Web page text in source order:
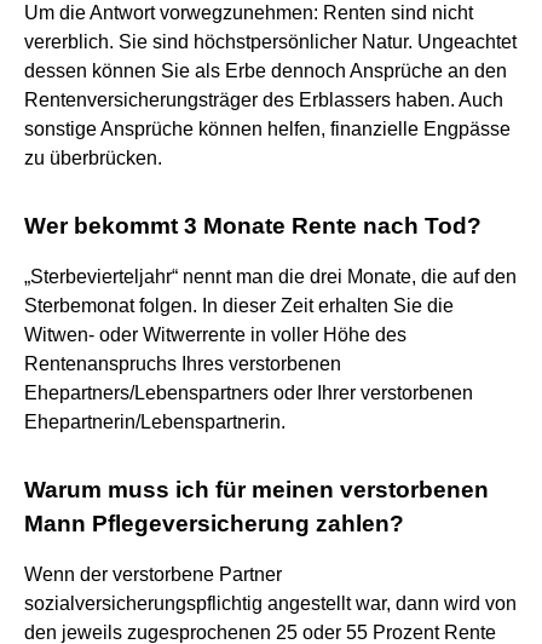
Um die Antwort vorwegzunehmen: Renten sind nicht
vererblich. Sie sind höchstpersönlicher Natur. Ungeachtet
dessen können Sie als Erbe dennoch Ansprüche an den
Rentenversicherungsträger des Erblassers haben. Auch
sonstige Ansprüche können helfen, finanzielle Engpässe
zu überbrücken.
Wer bekommt 3 Monate Rente nach Tod?
„Sterbevierteljahr“ nennt man die drei Monate, die auf den
Sterbemonat folgen. In dieser Zeit erhalten Sie die
Witwen- oder Witwerrente in voller Höhe des
Rentenanspruchs Ihres verstorbenen
Ehepartners/Lebenspartners oder Ihrer verstorbenen
Ehepartnerin/Lebenspartnerin.
Warum muss ich für meinen verstorbenen
Mann Pflegeversicherung zahlen?
Wenn der verstorbene Partner
sozialversicherungspflichtig angestellt war, dann wird von
den jeweils zugesprochenen 25 oder 55 Prozent Rente